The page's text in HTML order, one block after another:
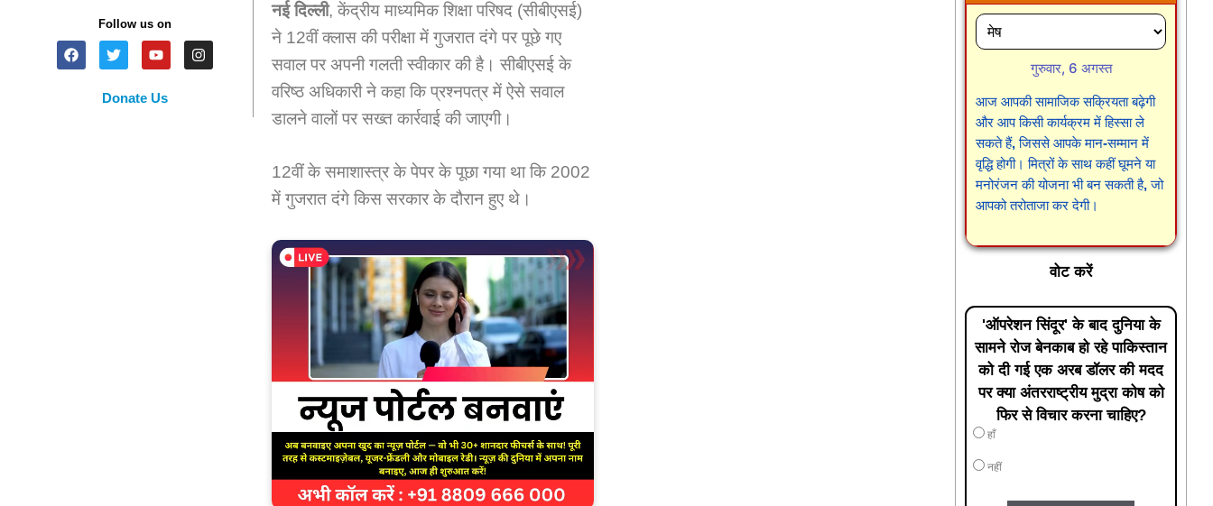
Follow us on
Donate Us
नई दिल्ली, केंद्रीय माध्यमिक शिक्षा परिषद (सीबीएसई)
ने 12वीं क्लास की परीक्षा में गुजरात दंगे पर पूछे गए
सवाल पर अपनी गलती स्वीकार की है। सीबीएसई के
वरिष्ठ अधिकारी ने कहा कि प्रश्नपत्र में ऐसे सवाल
डालने वालों पर सख्त कार्रवाई की जाएगी।
12वीं के समाशास्त्र के पेपर के पूछा गया था कि 2002
में गुजरात दंगे किस सरकार के दौरान हुए थे।
गुरुवार, 6 अगस्त
आज आपकी सामाजिक सक्रियता बढ़ेगी
और आप किसी कार्यक्रम में हिस्सा ले
सकते हैं, जिससे आपके मान-सम्मान में
वृद्धि होगी। मित्रों के साथ कहीं घूमने या
मनोरंजन की योजना भी बन सकती है, जो
आपको तरोताजा कर देगी।
वोट करें
'ऑपरेशन सिंदूर' के बाद दुनिया के
सामने रोज बेनकाब हो रहे पाकिस्तान
को दी गई एक अरब डॉलर की मदद
पर क्या अंतरराष्ट्रीय मुद्रा कोष को
फिर से विचार करना चाहिए?
हाँ
नहीं